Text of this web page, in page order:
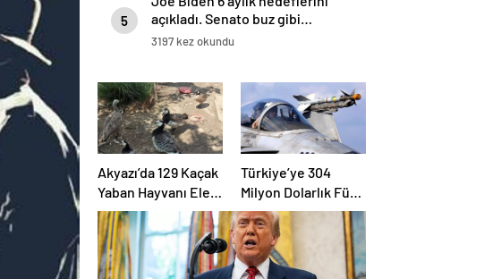
5
açıkladı. Senato buz gibi…
3197 kez okundu
Akyazı’da 129 Kaçak
Yaban Hayvanı Ele
Geçirildi
Türkiye’ye 304
Milyon Dolarlık Füze
Satışı Onayı